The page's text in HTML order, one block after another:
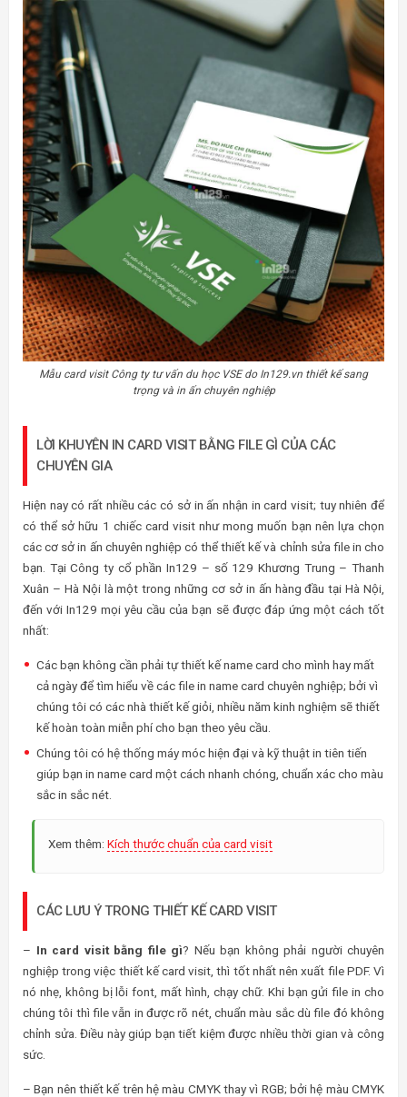
Mẫu card visit Công ty tư vấn du học VSE do In129.vn thiết kế sang
trọng và in ấn chuyên nghiệp
LỜI KHUYÊN IN CARD VISIT BẰNG FILE GÌ CỦA CÁC
CHUYÊN GIA
Hiện nay có rất nhiều các có sở in ấn nhận in card visit; tuy nhiên để
có thể sở hữu 1 chiếc card visit như mong muốn bạn nên lựa chọn
các cơ sở in ấn chuyên nghiệp có thể thiết kế và chỉnh sửa file in cho
bạn. Tại Công ty cổ phần In129 – số 129 Khương Trung – Thanh
Xuân – Hà Nội là một trong những cơ sở in ấn hàng đầu tại Hà Nội,
đến với In129 mọi yêu cầu của bạn sẽ được đáp ứng một cách tốt
nhất:
Các bạn không cần phải tự thiết kế name card cho mình hay mất
cả ngày để tìm hiểu về các file in name card chuyên nghiệp; bởi vì
chúng tôi có các nhà thiết kế giỏi, nhiều năm kinh nghiệm sẽ thiết
kế hoàn toàn miễn phí cho bạn theo yêu cầu.
Chúng tôi có hệ thống máy móc hiện đại và kỹ thuật in tiên tiến
giúp bạn in name card một cách nhanh chóng, chuẩn xác cho màu
sắc in sắc nét.
Xem thêm: Kích thước chuẩn của card visit
CÁC LƯU Ý TRONG THIẾT KẾ CARD VISIT
– In card visit bằng file gì? Nếu bạn không phải người chuyên
nghiệp trong việc thiết kế card visit, thì tốt nhất nên xuất file PDF. Vì
nó nhẹ, không bị lỗi font, mất hình, chạy chữ. Khi bạn gửi file in cho
chúng tôi thì file vẫn in được rõ nét, chuẩn màu sắc dù file đó không
chỉnh sửa. Điều này giúp bạn tiết kiệm được nhiều thời gian và công
sức.
– Bạn nên thiết kế trên hệ màu CMYK thay vì RGB; bởi hệ màu CMYK